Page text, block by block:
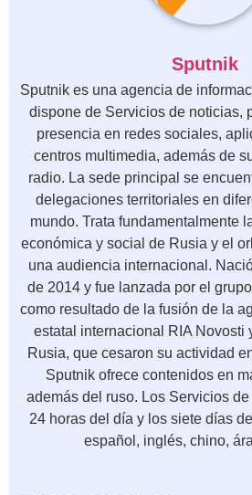
Sputnik
Sputnik es una agencia de
dispone de Servicios de noticias,
presencia en redes sociales,
centros multimedia, además de
radio. La sede principal se
delegaciones territoriales en
mundo. Trata fundamentalmente
económica y social de Rusia y el
una audiencia internacional.
de 2014 y fue lanzada por el
como resultado de la fusión de la
estatal internacional RIA Novosti
Rusia, que cesaron su actividad
Sputnik ofrece contenidos en
además del ruso. Los Servicios
24 horas del día y los siete días
español, inglés, chino,